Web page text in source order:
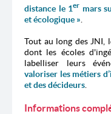
distance le 1er mars
et écologique »
Tout au long des JNI,
dont les écoles
labelliser leurs
valoriser les métiers
et des décideurs
Informations